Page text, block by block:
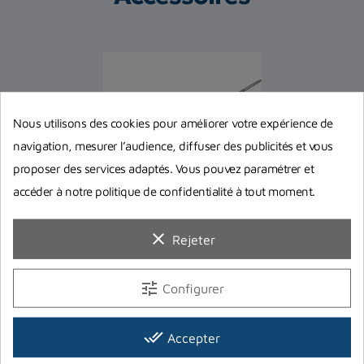
-30,00 €
Arbalète Sigalsub Nemesis
SIGALSUB
Prix
309,90 €
Prix de base
339,90 €
En stock magasin
Nous utilisons des cookies pour améliorer votre expérience de
navigation, mesurer l’audience, diffuser des publicités et vous
proposer des services adaptés. Vous pouvez paramétrer et
accéder à notre politique de confidentialité à tout moment.
clear Rejeter
tune Configurer
done_all Accepter